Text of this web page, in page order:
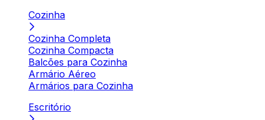
Cozinha
Cozinha Completa
Cozinha Compacta
Balcões para Cozinha
Armário Aéreo
Armários para Cozinha
Escritório